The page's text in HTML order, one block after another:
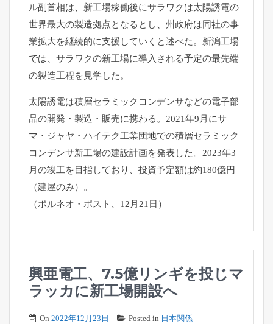
ル副首相は、 新工場稼働後にサラワクは太陽誘電の
世界最大の製造拠点となると し、州政府は同社の事
業拡大を継続的に支援していくと述べた。 新潟工場
では、 サラワクの新工場に導入される予定の最先端
の製造工程を見学した 。
太陽誘電は積層セラミックコンデンサなどの電子部
品の開発・ 製造・販売に携わる。2021年9月にサ
マ・ジャヤ・ ハイテク工業団地での積層セラミック
コンデンサ新工場の建設計画を発表した。2023年3
月の竣工を目指しており、 投資予定額は約180億円
（建屋のみ）。
（ボルネオ・ポスト、12月21日）
興亜電工、7.5億リンギを投じマ
ラッカに新工場開設へ
On 2022年12月23日 Posted in 日本関係